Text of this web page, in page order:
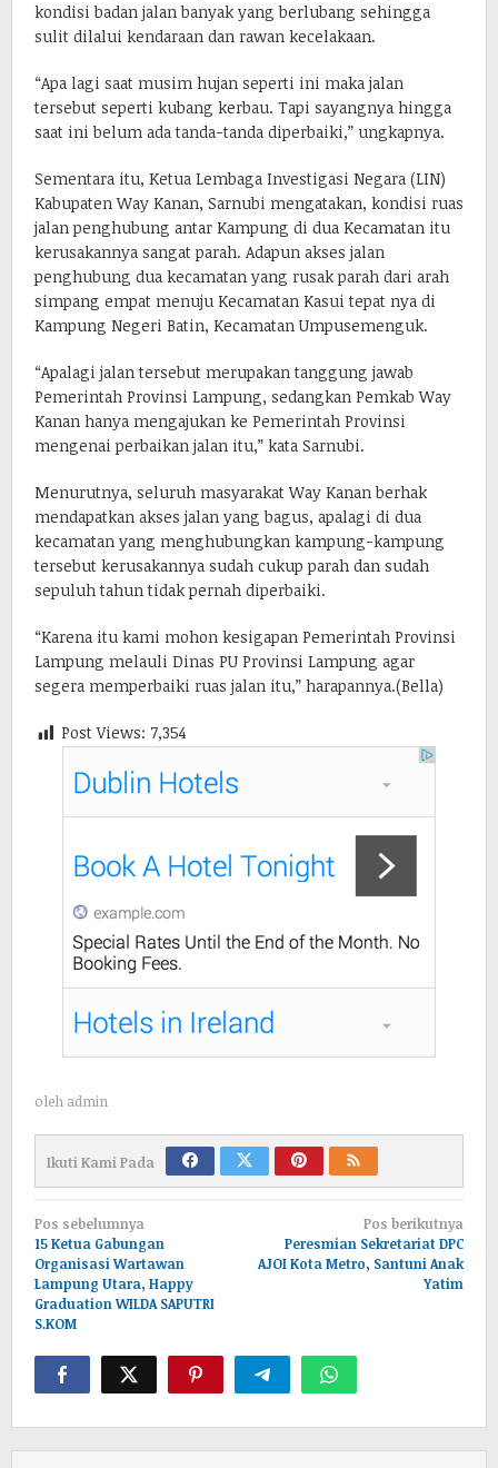
kondisi badan jalan banyak yang berlubang sehingga
sulit dilalui kendaraan dan rawan kecelakaan.
“Apa lagi saat musim hujan seperti ini maka jalan
tersebut seperti kubang kerbau. Tapi sayangnya hingga
saat ini belum ada tanda-tanda diperbaiki,” ungkapnya.
Sementara itu, Ketua Lembaga Investigasi Negara (LIN)
Kabupaten Way Kanan, Sarnubi mengatakan, kondisi ruas
jalan penghubung antar Kampung di dua Kecamatan itu
kerusakannya sangat parah. Adapun akses jalan
penghubung dua kecamatan yang rusak parah dari arah
simpang empat menuju Kecamatan Kasui tepat nya di
Kampung Negeri Batin, Kecamatan Umpusemenguk.
“Apalagi jalan tersebut merupakan tanggung jawab
Pemerintah Provinsi Lampung, sedangkan Pemkab Way
Kanan hanya mengajukan ke Pemerintah Provinsi
mengenai perbaikan jalan itu,” kata Sarnubi.
Menurutnya, seluruh masyarakat Way Kanan berhak
mendapatkan akses jalan yang bagus, apalagi di dua
kecamatan yang menghubungkan kampung-kampung
tersebut kerusakannya sudah cukup parah dan sudah
sepuluh tahun tidak pernah diperbaiki.
“Karena itu kami mohon kesigapan Pemerintah Provinsi
Lampung melauli Dinas PU Provinsi Lampung agar
segera memperbaiki ruas jalan itu,” harapannya.(Bella)
Post Views: 7,354
oleh admin
Ikuti Kami Pada
Navigasi
pos
Pos sebelumnya
15 Ketua Gabungan
Organisasi Wartawan
Lampung Utara, Happy
Graduation WILDA SAPUTRI
S.KOM
Pos berikutnya
Peresmian Sekretariat DPC
AJOI Kota Metro, Santuni Anak
Yatim